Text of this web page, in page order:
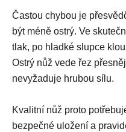
Častou chybou je
být méně ostrý. Ve
tlak, po hladké slupce
Ostrý nůž vede řez
nevyžaduje hrubou sílu.
Kvalitní nůž proto
bezpečné uložení a